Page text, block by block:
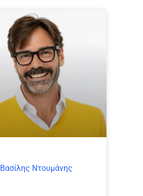
Βασίλης Ντουμάνης